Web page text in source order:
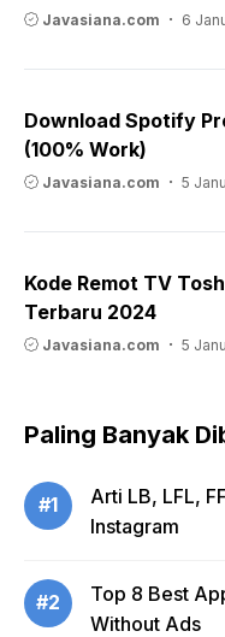
Javasiana.com 6
Download Spotify
(100% Work)
Javasiana.com 5
Kode Remot TV
Terbaru 2024
Javasiana.com 5
Paling Banyak
#1
Arti LB, LFL,
Instagram
#2
Top 8 Best
Without Ads